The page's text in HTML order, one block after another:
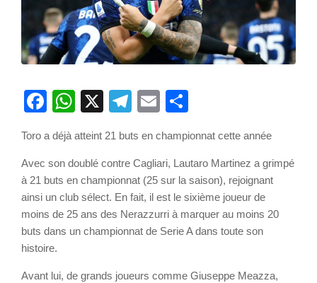
Facebook
WhatsApp
X Telegram
Email
Toro a déjà atteint 21 buts en championnat cette année
Avec son doublé contre Cagliari, Lautaro Martinez a grimpé
à 21 buts en championnat (25 sur la saison), rejoignant
ainsi un club sélect. En fait, il est le sixième joueur de
moins de 25 ans des Nerazzurri à marquer au moins 20
buts dans un championnat de Serie A dans toute son
histoire.
Avant lui, de grands joueurs comme Giuseppe Meazza,